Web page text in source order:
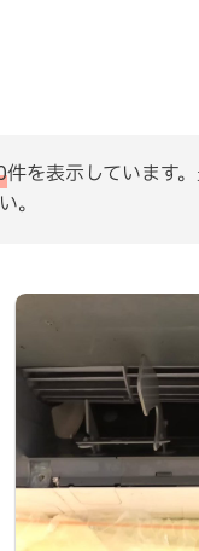
件を表示しています
。